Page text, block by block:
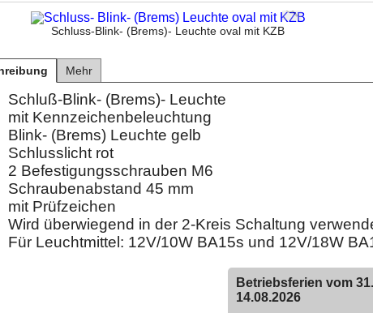
Schluss-Blink- (Brems)- Leuchte oval mit KZB
Mehr
Schluß-Blink- (Brems)- Leuchte
mit Kennzeichenbeleuchtung
Blink- (Brems) Leuchte gelb
Schlusslicht rot
2 Befestigungsschrauben M6
Schraubenabstand 45 mm
mit Prüfzeichen
Wird überwiegend in der 2-Kreis Schaltung
Für Leuchtmittel: 12V/10W BA15s und 12V/18W
Betriebsferien vom
14.08.2026